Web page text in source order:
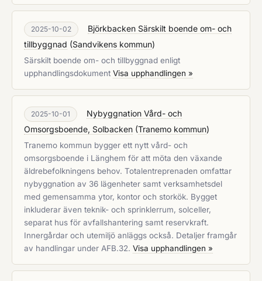
2025-10-02
Björkbacken Särskilt boende om- och
tillbyggnad (Sandvikens kommun)
Särskilt boende om- och tillbyggnad enligt
upphandlingsdokument Visa upphandlingen »
2025-10-01
Nybyggnation Vård- och
Omsorgsboende, Solbacken (Tranemo kommun)
Tranemo kommun bygger ett nytt vård- och
omsorgsboende i Länghem för att möta den växande
äldrebefolkningens behov. Totalentreprenaden omfattar
nybyggnation av 36 lägenheter samt verksamhetsdel
med gemensamma ytor, kontor och storkök. Bygget
inkluderar även teknik- och sprinklerrum, solceller,
separat hus för avfallshantering samt reservkraft.
Innergårdar och utemiljö anläggs också. Detaljer framgår
av handlingar under AFB.32. Visa upphandlingen »